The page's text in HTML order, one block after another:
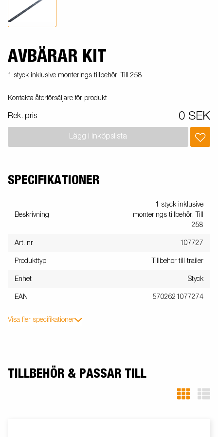
AVBÄRAR KIT
1 styck inklusive monterings tillbehör. Till 258
Kontakta återförsäljare för produkt
Rek. pris 0 SEK
Lägg i inköpslista
SPECIFIKATIONER
Beskrivning
1 styck inklusive
monterings tillbehör. Till
258
Art. nr 107727
Produkttyp Tillbehör till trailer
Enhet Styck
EAN 5702621077274
Visa fler specifikationer
TILLBEHÖR & PASSAR TILL